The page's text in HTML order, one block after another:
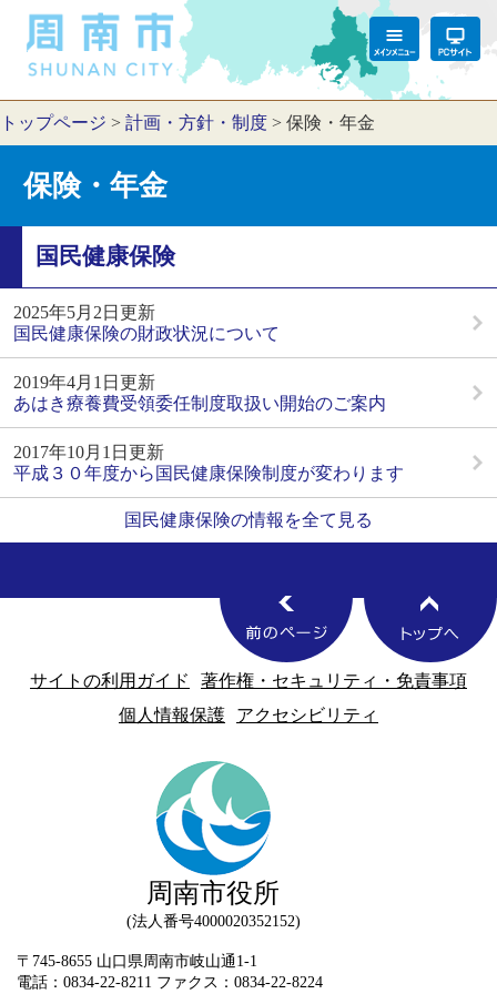
トップページ > 計画・方針・制度 > 保険・年金
保険・年金
国民健康保険
2025年5月2日更新
国民健康保険の財政状況について
2019年4月1日更新
あはき療養費受領委任制度取扱い開始のご案内
2017年10月1日更新
平成３０年度から国民健康保険制度が変わります
国民健康保険の情報を全て見る
サイトの利用ガイド
著作権・セキュリティ・免責事項
個人情報保護
アクセシビリティ
周南市役所
法人番号4000020352152
〒745-8655 山口県周南市岐山通1-1
電話：0834-22-8211 ファクス：0834-22-8224